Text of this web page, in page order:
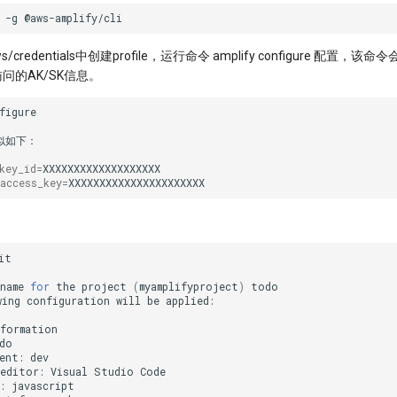
-g
credentials中创建profile，运行命令 amplify configure 配置，该命令
的AK/SK信息。
=
=
name for the project (myamplifyproject )
todo
configuration will be applied:
editor: Visual Studio